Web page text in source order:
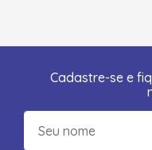
Cadastre-se e